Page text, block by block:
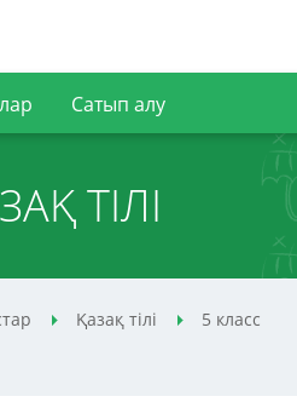
Сатып алу
ТІЛІ
Қазақ тілі 5 класс